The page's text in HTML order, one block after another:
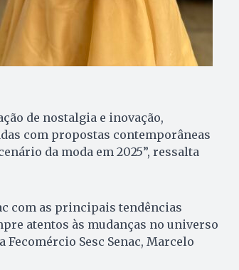
de nostalgia e inovação,
com propostas contemporâneas
da moda em 2025”, ressalta
com as principais tendências
atentos às mudanças no universo
Fecomércio Sesc Senac, Marcelo